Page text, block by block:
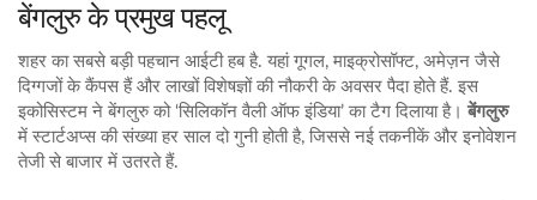
बेंगलुरु के प्रमुख पहलू
शहर का सबसे बड़ी पहचान आईटी हबहै. यहां गूगल, माइक्रोसॉफ्ट, अमेज़न जैसे
दिग्गजों के कैंपस हैं और लाखों विशेषज्ञों की नौकरी के अवसर पैदा होते हैं. इस
इकोसिस्टम ने बेंगलुरु को ‘सिलिकॉन वैली ऑफ इंडिया’ का टैग दिलाया है। बेंगलुरु
में स्टार्टअप्स की संख्या हर साल दो गुनी होती है, जिससे नई तकनीकें और इनोवेशन
तेजी से बाजार में उतरते हैं.